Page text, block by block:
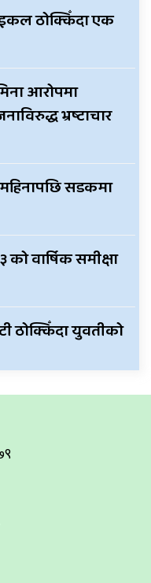
ठोक्किँदा एक
आरोपमा
भ्रष्टाचार
सडकमा
वार्षिक समीक्षा
ठोक्किँदा युवतीको